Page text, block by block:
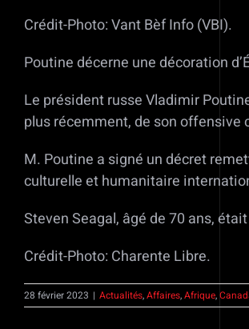
Crédit-Photo: Vant Bèf Info (VBI).
Poutine décerne une décoration
Le président russe Vladimir
plus récemment, de son offensive
M. Poutine a signé un décret
culturelle et humanitaire
Steven Seagal, âgé de 70 ans,
Crédit-Photo: Charente Libre.
28 février 2023 | Actualités,Affaires,Afrique,